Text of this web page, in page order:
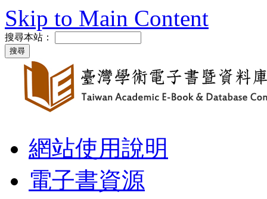
Skip to Main Content
搜尋本站：
網站使用說明
電子書資源